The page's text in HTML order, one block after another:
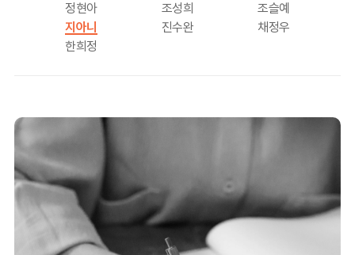
정현아
조성희
조슬예
지아니
진수완
채정우
한희정